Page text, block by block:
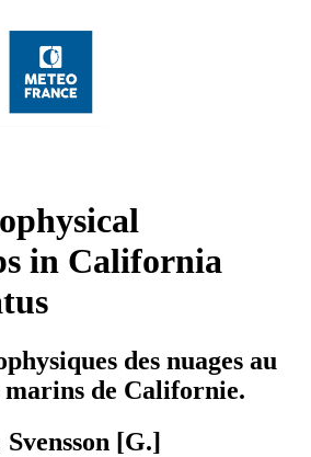
in California
des nuages au
marins de Californie.
[G.]